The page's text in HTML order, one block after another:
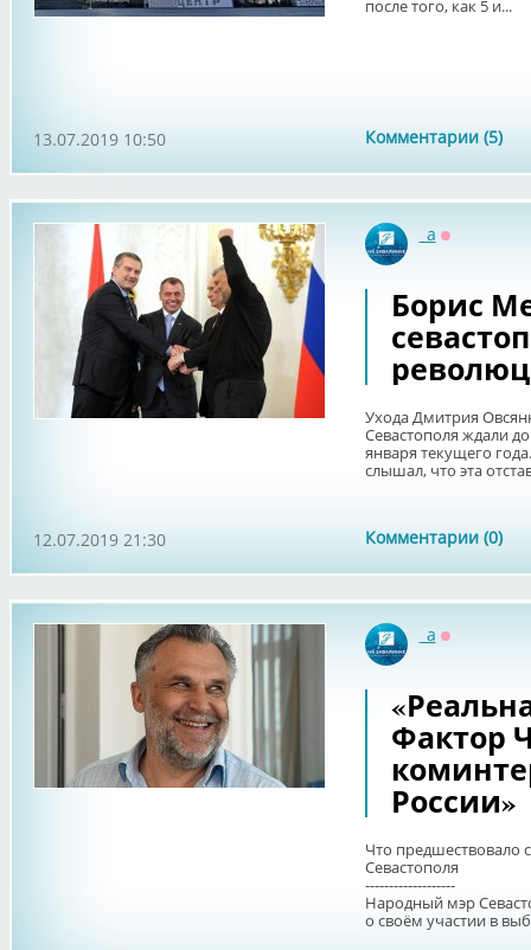
после того, как 5 и...
Комментарии (5)
13.07.2019 10:50
_a
Борис
Ухода Дмитрия
Севастополя ждали
января текущего
слышал, что эта
Комментарии (0)
12.07.2019 21:30
_a
Фактор
России»
Что предшествовало
Севастополя
-------------------
Народный мэр
о своём участии в